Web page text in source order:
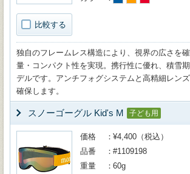
比較する
独自のフレームレス構造により、視界の広さを
量・コンパクト性を実現。携行性に優れ、積雪
デルです。アンチフォグシステムと高精細レン
確保します。
スノーゴーグル Kid's M 子ども用
価格
¥4,400（税込）
品番
#1109198
重量
60g